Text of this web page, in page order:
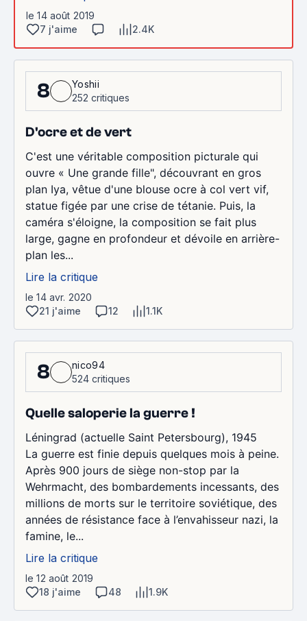
le 14 août 2019
7 j'aime
2.4K
8
Yoshii
252 critiques
D'ocre et de vert
C'est une véritable composition picturale qui
ouvre « Une grande fille", découvrant en gros
plan Iya, vêtue d'une blouse ocre à col vert vif,
statue figée par une crise de tétanie. Puis, la
caméra s'éloigne, la composition se fait plus
large, gagne en profondeur et dévoile en arrière-
plan les...
Lire la critique
le 14 avr. 2020
21 j'aime
12 1.1K
8
nico94
524 critiques
Quelle saloperie la guerre !
Léningrad (actuelle Saint Petersbourg), 1945
La guerre est finie depuis quelques mois à peine.
Après 900 jours de siège non-stop par la
Wehrmacht, des bombardements incessants, des
millions de morts sur le territoire soviétique, des
années de résistance face à l’envahisseur nazi, la
famine, le...
Lire la critique
le 12 août 2019
18 j'aime
48 1.9K